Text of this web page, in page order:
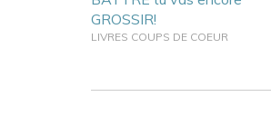
GROSSIR!
LIVRES COUPS DE COEUR